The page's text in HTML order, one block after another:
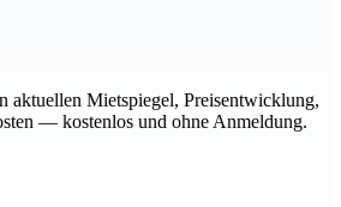
aktuellen Mietspiegel, Preisentwicklung,
— kostenlos und ohne Anmeldung.